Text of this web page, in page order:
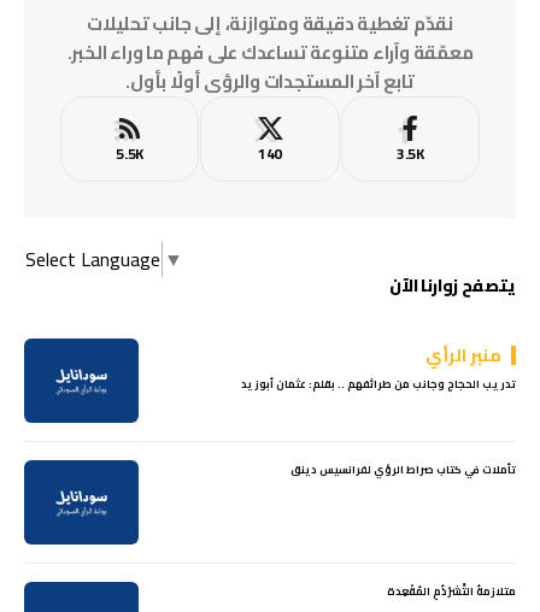
نقدّم تغطية دقيقة ومتوازنة، إلى جانب تحليلات
معمّقة وآراء متنوعة تساعدك على فهم ما وراء الخبر.
تابع آخر المستجدات والرؤى أولًا بأول.
3.5K
140
5.5K
Select Language ▼
يتصفح زوارنا الآن
منبر الرأي
تدريب الحجاج وجانب من طرائفهم .. بقلم: عثمان أبوزيد
تأملات في كتاب صراط الرؤي لفرانسيس دينق
متلازمةُ التَّشرْذُمِ المُقْعِدة